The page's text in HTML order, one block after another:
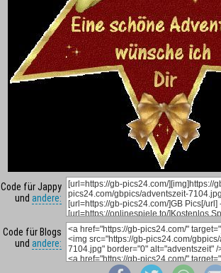
Code für Jappy
und andere:
Code für Blogs
und andere: